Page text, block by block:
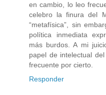
en cambio, lo leo
celebro la finura del
“metafísica”, sin
política inmediata
más burdos. A mi
papel de intelectual
frecuente por cierto.
Responder